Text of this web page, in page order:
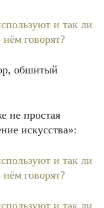
обшитый
не простая
искусства»: